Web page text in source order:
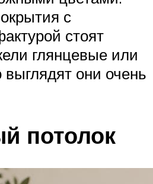
с
стоят
глянцевые или
они очень
потолок